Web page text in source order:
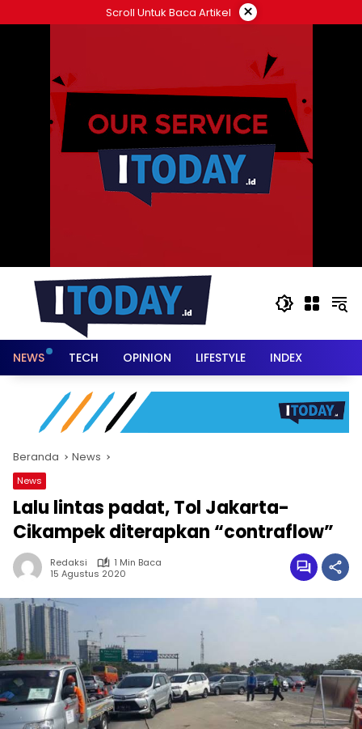
ke
Scroll Untuk Baca Artikel ×
NEWS TECH OPINION LIFESTYLE INDEX
Beranda News
News
Lalu lintas padat, Tol Jakarta-
Cikampek diterapkan “contraflow”
Redaksi
1 Min Baca
15 Agustus 2020